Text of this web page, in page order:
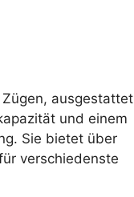
ausgestattet
und einem
Sie bietet über
verschiedenste